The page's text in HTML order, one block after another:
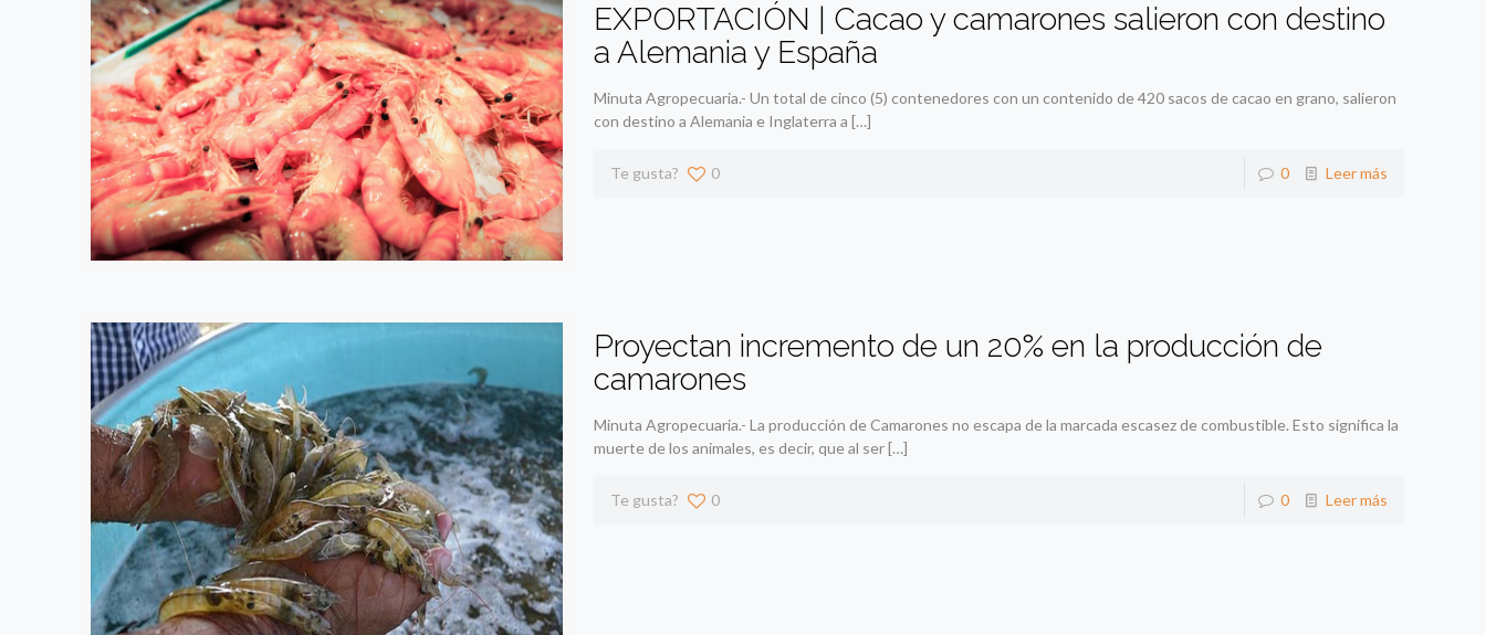
EXPORTACIÓN | Cacao y camarones salieron con destino
a Alemania y España
Minuta Agropecuaria.- Un total de cinco (5) contenedores con un contenido de 420 sacos de cacao en grano, salieron
con destino a Alemania e Inglaterra a […]
Te gusta? 0 0 Leer más
Proyectan incremento de un 20% en la producción de
camarones
Minuta Agropecuaria.- La producción de Camarones no escapa de la marcada escasez de combustible. Esto significa la
muerte de los animales, es decir, que al ser[…]
Te gusta? 0 0 Leer más